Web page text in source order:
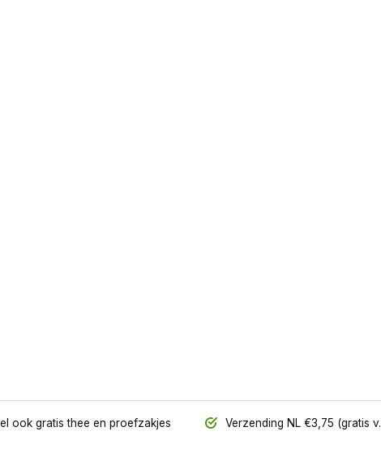
ook gratis thee en proefzakjes Verzending NL €3,75 (gratis